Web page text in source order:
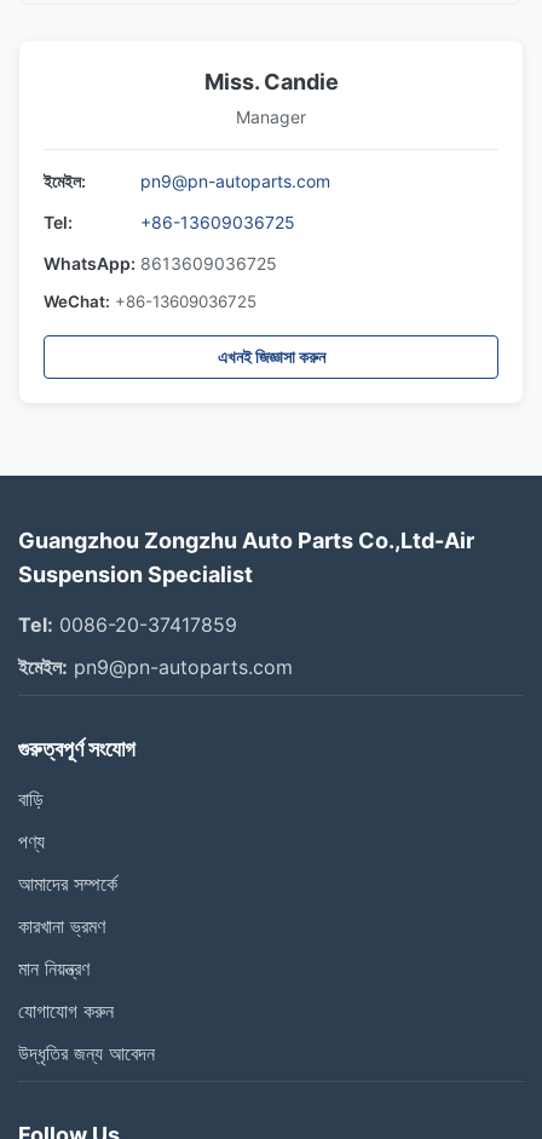
Miss. Candie
Manager
ইমেইল:
pn9@pn-autoparts.com
Tel:
+86-13609036725
WhatsApp: 8613609036725
WeChat: +86-13609036725
এখনই জিজ্ঞাসা করুন
Guangzhou Zongzhu Auto Parts Co.,Ltd-Air
Suspension Specialist
Tel: 0086-20-37417859
ইমেইল: pn9@pn-autoparts.com
গুরুত্বপূর্ণ সংযোগ
বাড়ি
পণ্য
আমাদের সম্পর্কে
কারখানা ভ্রমণ
মান নিয়ন্ত্রণ
যোগাযোগ করুন
উদ্ধৃতির জন্য আবেদন